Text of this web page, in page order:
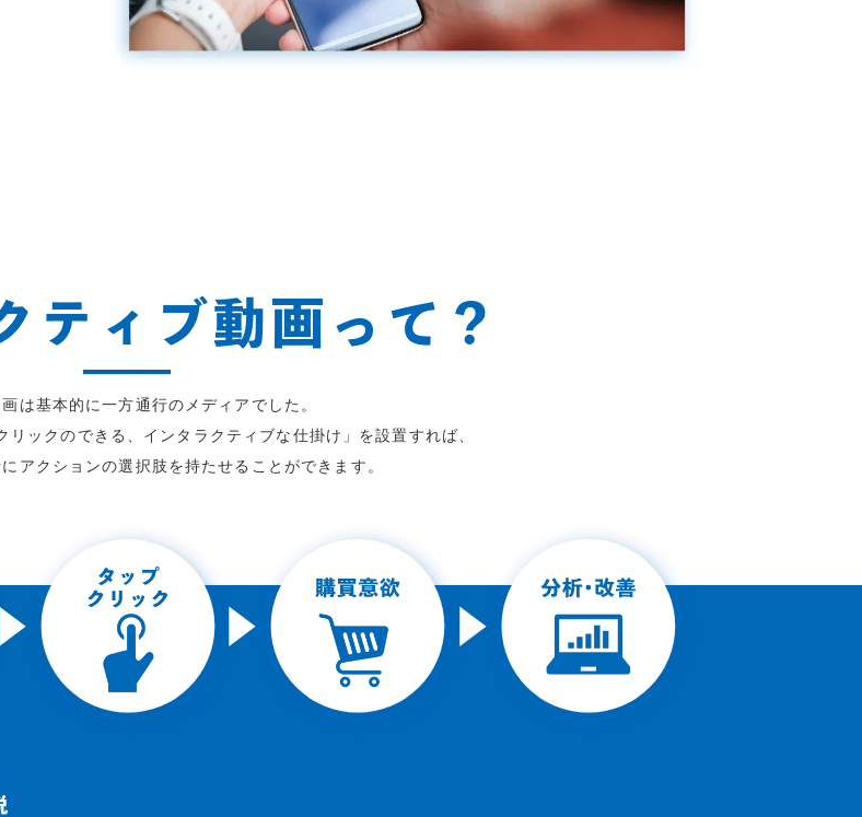
テ ィ ブ動画 っ て ？
は基本的に一方通行のメディアでした。
リックのできる、インタラクティブな仕掛け」を設置すれば、
アクションの選択肢を持たせることができます。